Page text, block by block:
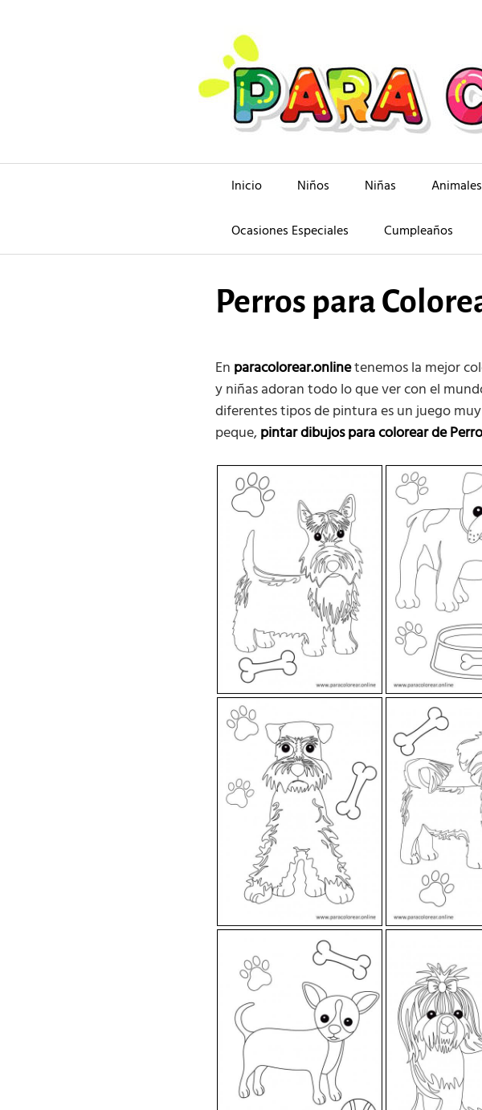
Inicio Niños Niñas Animales
Ocasiones Especiales Cumpleaños
Perros para
En paracolorear.onlinetenemos la mejor
y niñas adoran todo lo que ver con el
diferentes tipos de pintura es un juego
peque,pintar dibujos para colorear de